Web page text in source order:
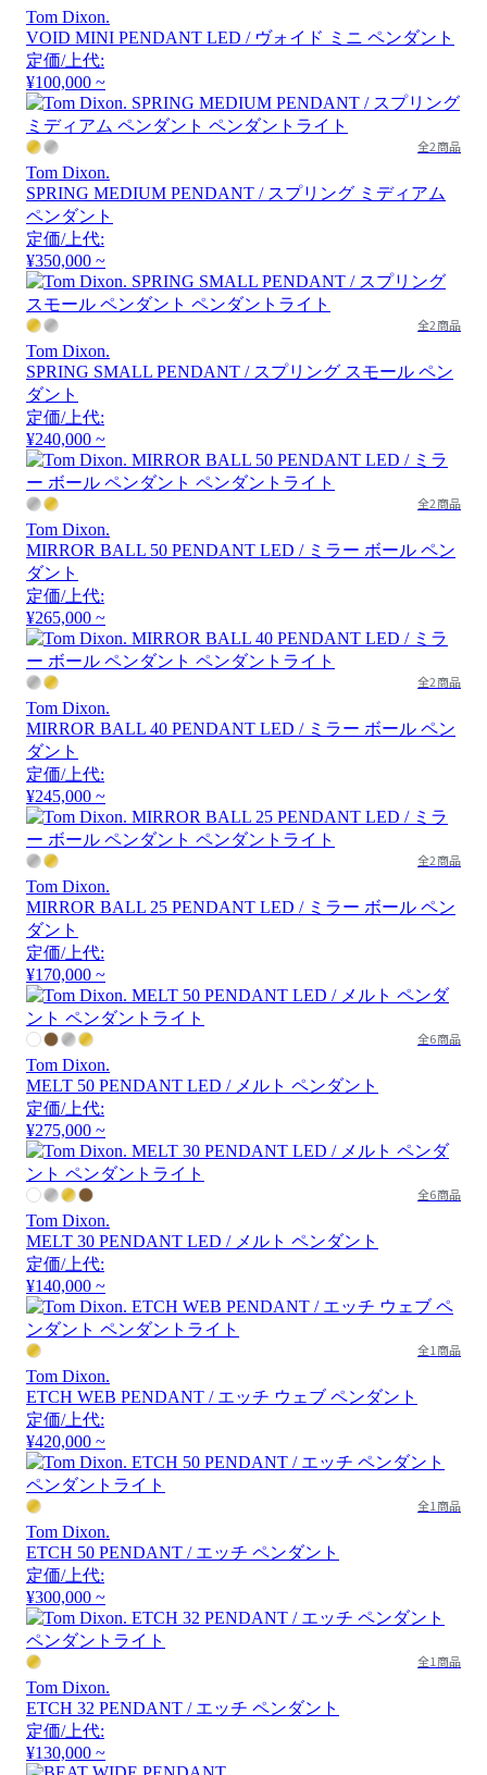
Tom Dixon.
VOID MINI PENDANT LED / ヴォイド ミニ ペンダント
定価/上代:
¥100,000 ~
全2商品
Tom Dixon.
SPRING MEDIUM PENDANT / スプリング ミディアム
ペンダント
定価/上代:
¥350,000 ~
全2商品
Tom Dixon.
SPRING SMALL PENDANT / スプリング スモール ペン
ダント
定価/上代:
¥240,000 ~
全2商品
Tom Dixon.
MIRROR BALL 50 PENDANT LED / ミラー ボール ペン
ダント
定価/上代:
¥265,000 ~
全2商品
Tom Dixon.
MIRROR BALL 40 PENDANT LED / ミラー ボール ペン
ダント
定価/上代:
¥245,000 ~
全2商品
Tom Dixon.
MIRROR BALL 25 PENDANT LED / ミラー ボール ペン
ダント
定価/上代:
¥170,000 ~
全6商品
Tom Dixon.
MELT 50 PENDANT LED / メルト ペンダント
定価/上代:
¥275,000 ~
全6商品
Tom Dixon.
MELT 30 PENDANT LED / メルト ペンダント
定価/上代:
¥140,000 ~
全1商品
Tom Dixon.
ETCH WEB PENDANT / エッチ ウェブ ペンダント
定価/上代:
¥420,000 ~
全1商品
Tom Dixon.
ETCH 50 PENDANT / エッチ ペンダント
定価/上代:
¥300,000 ~
全1商品
Tom Dixon.
ETCH 32 PENDANT / エッチ ペンダント
定価/上代:
¥130,000 ~